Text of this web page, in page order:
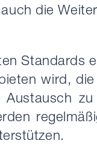
die
Standards
wird,